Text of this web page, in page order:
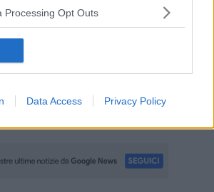
Processing Opt Outs
Data Access Privacy Policy
assessore alla cultura ed al turismo, il
"Tutto inizierà il 6 luglio con il Banchetto
ed il 9 luglio. Con questa edizione
di qualità a confronto di un panorama
iniziative simili. La nostra Festa vuole,
la propria identità, riuscendone a fare un
turistica in termini economici, ma